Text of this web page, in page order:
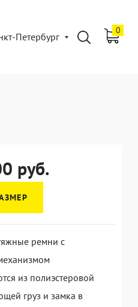
Петербург
0
руб.
ремни с
из полиэстеровой
груз и замка в